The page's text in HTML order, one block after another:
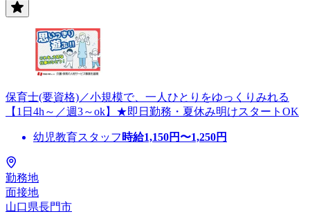
保育士(要資格)／小規模で、一人ひとりをゆっくりみれる
【1日4h～／週3～ok】★即日勤務・夏休み明けスタートOK
幼児教育スタッフ 時給1,150円〜1,250円
勤務地
面接地
山口県長門市